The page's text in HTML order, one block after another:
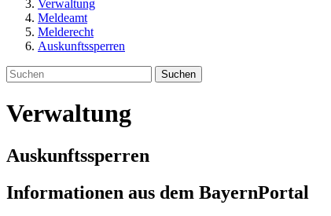
Verwaltung
Meldeamt
Melderecht
Auskunftssperren
Suchen
Verwaltung
Auskunftssperren
Informationen aus dem BayernPortal